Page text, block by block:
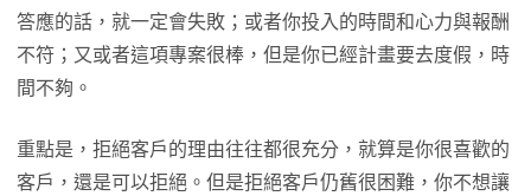
答應的話，就一定會失敗；或者你投入的時間和心力與報酬
不符；又或者這項專案很棒，但是你已經計畫要去度假，時
間不夠。
重點是，拒絕客戶的理由往往都很充分，就算是你很喜歡的
客戶，還是可以拒絕。但是拒絕客戶仍舊很困難，你不想讓